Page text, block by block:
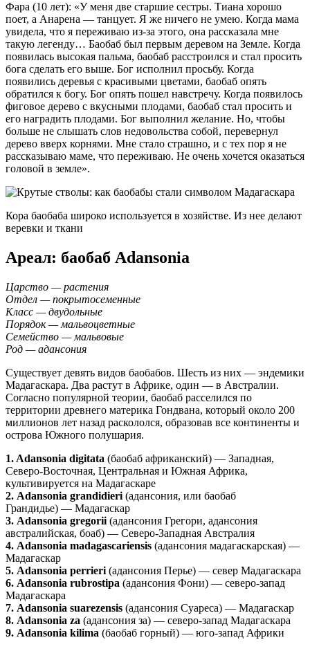
Фара (10 лет): «У меня две старшие сестры. Тиана хорошо
поет, а Анарена — танцует. Я же ничего не умею. Когда мама
увидела, что я переживаю из-за этого, она рассказала мне
такую легенду… Баобаб был первым деревом на Земле. Когда
появилась высокая пальма, баобаб расстроился и стал просить
бога сделать его выше. Бог исполнил просьбу. Когда
появились деревья с красивыми цветами, баобаб опять
обратился к богу. Бог опять пошел навстречу. Когда появилось
фиговое дерево с вкусными плодами, баобаб стал просить и
его наградить плодами. Бог выполнил желание. Но, чтобы
больше не слышать слов недовольства собой, перевернул
дерево вверх корнями. Мне стало страшно, и с тех пор я не
рассказываю маме, что переживаю. Не очень хочется оказаться
головой в земле».
Кора баобаба широко используется в хозяйстве. Из нее делают
веревки и ткани
Ареал: баобаб Adansonia
Царство — растения
Отдел — покрытосеменные
Класс — двудольные
Порядок — мальвоцветные
Семейство — мальвовые
Род — адансония
Существует девять видов баобабов. Шесть из них — эндемики
Мадагаскара. Два растут в Африке, один — в Австралии.
Согласно популярной теории, баобаб расселился по
территории древнего материка Гондвана, который около 200
миллионов лет назад раскололся, образовав все континенты и
острова Южного полушария.
1. Adansonia digitata (баобаб африканский) — Западная,
Северо-Восточная, Центральная и Южная Африка,
культивируется на Мадагаскаре
2. Adansonia grandidieri (адансония, или баобаб
Грандидье) — Мадагаскар
3. Adansonia gregorii (адансония Грегори, адансония
австралийская, боаб) — Северо-Западная Австралия
4. Adansonia madagascariensis (адансония мадагаскарская) —
Мадагаскар
5. Adansonia perrieri (адансония Перье) — север Мадагаскара
6. Adansonia rubrostipa (адансония Фони) — северо-запад
Мадагаскара
7. Adansonia suarezensis (адансония Суареса) — Мадагаскар
8. Adansonia za (адансония за) — северо-запад Мадагаскара
9. Adansonia kilima (баобаб горный) — юго-запад Африки